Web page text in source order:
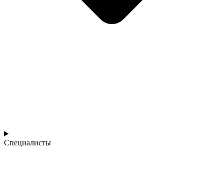
Специалисты